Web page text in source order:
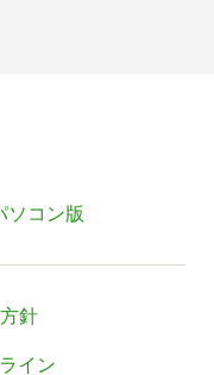
ソコン版
針
イン